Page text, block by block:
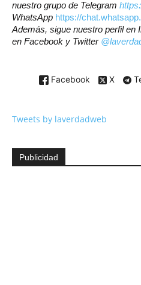
nuestro grupo de Telegram
WhatsApp https://
Además, sigue nuestro perfil en
en Facebook y Twitter
Facebook X
Tweets by laverdadweb
Publicidad